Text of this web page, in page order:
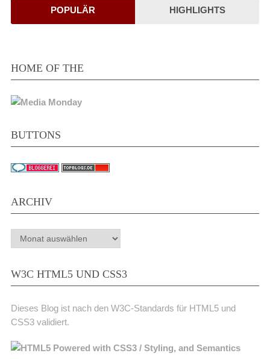
POPULÄR HIGHLIGHTS
HOME OF THE
BUTTONS
ARCHIV
Archiv
W3C HTML5 UND CSS3
Dieses Blog ist nach den W3C-Standards für HTML5 und
CSS3 validiert.